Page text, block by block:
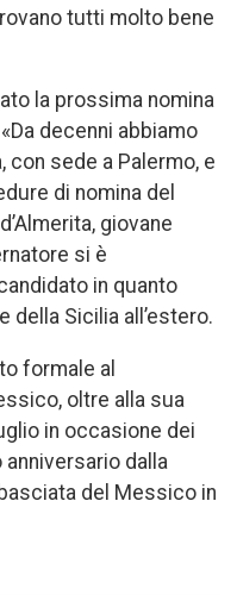
tutti molto bene
la prossima nomina
decenni abbiamo
con sede a Palermo, e
di nomina del
giovane
si è
in quanto
della Sicilia all’estero.
formale al
oltre alla sua
in occasione dei
dalla
del Messico in